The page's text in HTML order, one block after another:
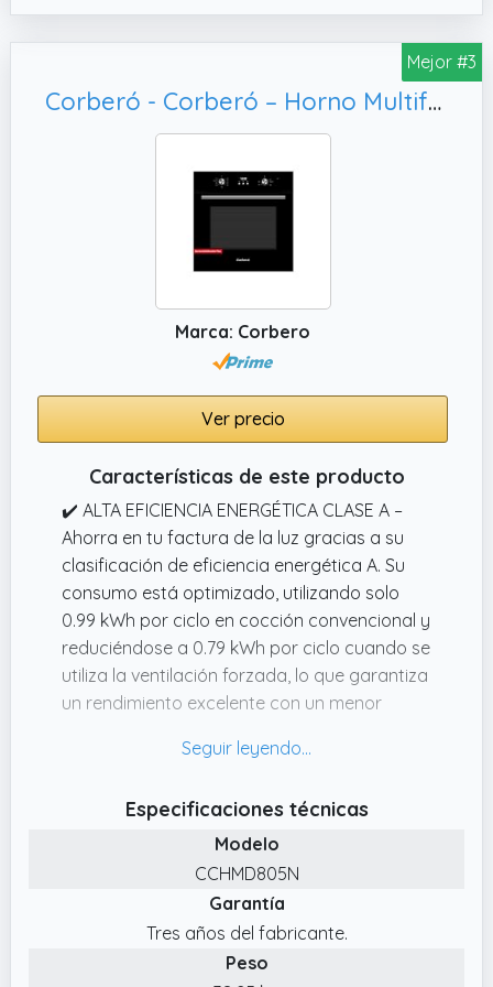
rendimiento necesarios para cualquier tipo
✔️ CÓMODA LIMPIEZA CON SISTEMA DE
HIDRÓLISIS – Mantén el horno impecable sin
esfuerzo gracias a su sistema de limpieza
por Hidrólisis, que genera vapor para
complementa con un esmalte interior de fácil
limpieza que evita que la suciedad se
adhiera, simplificando el mantenimiento
✔️ DISEÑO ELEGANTE CON CONTROL TÁCTIL
– Aporta un toque de elegancia a tu cocina
con su acabado en cristal blanco. Los
mandos escamoteables tipo PushPull se
ocultan creando una superficie lisa, mientras
que su Display Digital Touch asegura un
control preciso y una visualización clara de
los ajustes.
Mejor #3
Corberó - Corberó – Horno Multifunción Plus | CCHMD805N | 59x59x56 cm |70L | 8 Programas | Display Digital | Función Hidrólisis | 3000W | Doble Cristal | Guías Extraíbles | Cristal Negro
Marca: Corbero
Ver precio
Características de este producto
✔️ ALTA EFICIENCIA ENERGÉTICA CLASE A –
Ahorra en tu factura de la luz gracias a su
clasificación de eficiencia energética A. Su
consumo está optimizado, utilizando solo
0.99 kWh por ciclo en cocción convencional y
reduciéndose a 0.79 kWh por ciclo cuando se
utiliza la ventilación forzada, lo que garantiza
un rendimiento excelente con un menor
✔️ DISEÑO MODERNO CON MANDOS
elegancia a tu cocina con su acabado en
cristal negro. Los mandos escamoteables se
ocultan cuando no están en uso, creando
una superficie lisa y fácil de limpiar, mientras
que el display digital con dígitos en color
blanco asegura un control preciso y una
visualización clara de los ajustes.
Especificaciones técnicas
Modelo
CCHMD805N
Garantía
Tres años del fabricante.
Peso